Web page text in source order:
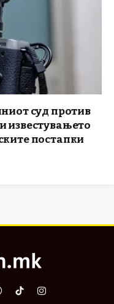
суд против
известувањето
постапки
TikTokInstagram